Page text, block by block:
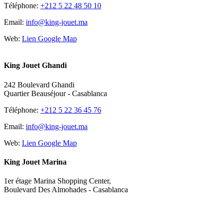
Téléphone: +212 5 22 48 50 10
Email: info@king-jouet.ma
Web: Lien Google Map
King Jouet Ghandi
242 Boulevard Ghandi
Quartier Beauséjour - Casablanca
Téléphone: +212 5 22 36 45 76
Email: info@king-jouet.ma
Web: Lien Google Map
King Jouet Marina
1er étage Marina Shopping Center,
Boulevard Des Almohades - Casablanca